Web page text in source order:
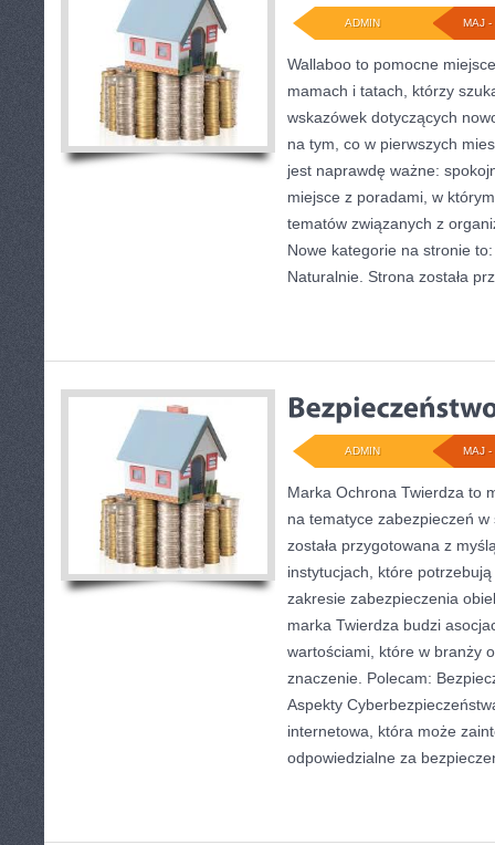
MAJ -
ADMIN
Wallaboo to pomocne
mamach i tatach, którzy
wskazówek dotyczących
na tym, co w pierwszych
jest naprawdę ważne:
miejsce z poradami, w
tematów związanych z
Nowe kategorie na stronie
Naturalnie. Strona została
MAJ -
ADMIN
Marka Ochrona Twierdza to
na tematyce zabezpieczeń w
została przygotowana z
instytucjach, które
zakresie zabezpieczenia
marka Twierdza budzi
wartościami, które w branży
znaczenie. Polecam:
Aspekty
internetowa, która może
odpowiedzialne za